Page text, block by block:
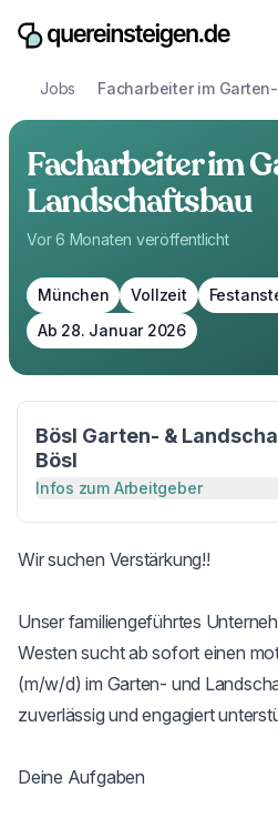
Jobs Facharbeiter im
Facharbeiter im
Landschaftsbau
Vor 6 Monaten veröffentlicht
München Vollzeit
Ab 28. Januar 2026
Bösl Garten- &
Bösl
Infos zum Arbeitgeber
Wir suchen Verstärkung!!
Unser familiengeführtes
Westen sucht ab sofort einen
(m/w/d) im Garten- und
zuverlässig und engagiert
Deine Aufgaben